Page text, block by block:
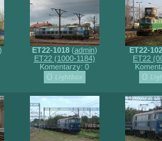
)
ET22-1018(admin)
ET22 (1000-1184)
Komentarzy: 0
ET22-102
ET22